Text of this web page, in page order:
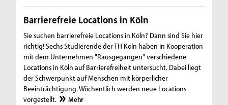
Barrierefreie Locations in Köln
Sie suchen barrierefreie Locations in Köln? Dann sind Sie hier
richtig! Sechs Studierende der TH Köln haben in Kooperation
mit dem Unternehmen "Rausgegangen" verschiedene
Locations in Köln auf Barrierefreiheit untersucht. Dabei liegt
der Schwerpunkt auf Menschen mit körperlicher
Beeinträchtigung. Wöchentlich werden neue Locations
vorgestellt.
Mehr